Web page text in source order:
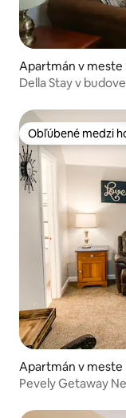
Apartmán v meste
Della Stay v
Obľúbené medzi
Obľúbené medzi
Apartmán v meste
Pevely Getaway